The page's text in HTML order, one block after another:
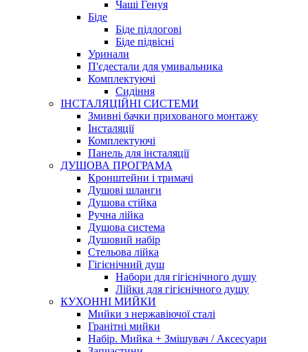
Чаші Генуя
Біде
Біде підлогові
Біде підвісні
Уринали
П'єдестали для умивальника
Комплектуючі
Сидіння
ІНСТАЛЯЦІЙНІ СИСТЕМИ
Змивні бачки прихованого монтажу
Інсталяції
Комплектуючі
Панель для інсталяції
ДУШОВА ПРОГРАМА
Кронштейни і тримачі
Душові шланги
Душова стійка
Ручна лійка
Душова система
Душовий набір
Стельова лійка
Гігієнічний душ
Набори для гігієнічного душу
Лійки для гігієнічного душу
КУХОННІ МИЙКИ
Мийки з нержавіючої сталі
Гранітні мийки
Набір. Мийка + Змішувач / Аксесуари